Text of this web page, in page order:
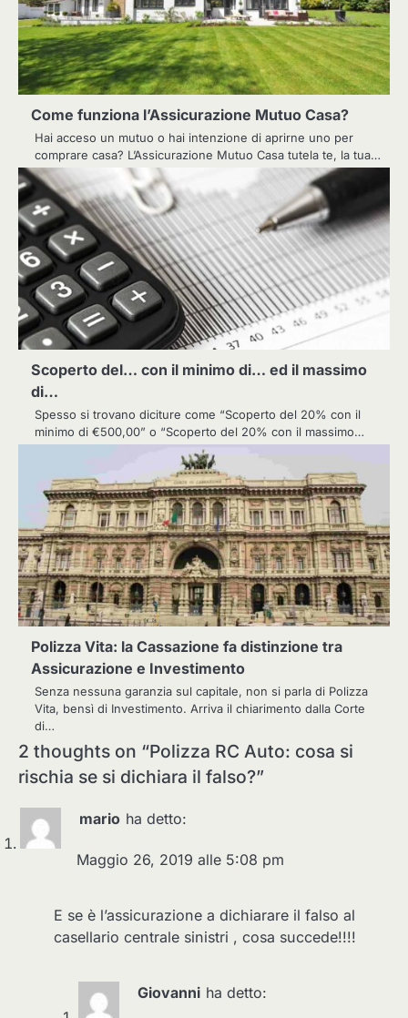
Come funziona l’Assicurazione Mutuo Casa?
Hai acceso un mutuo o hai intenzione di aprirne uno per
comprare casa? L’Assicurazione Mutuo Casa tutela te, la tua…
Scoperto del… con il minimo di… ed il massimo
di…
Spesso si trovano diciture come “Scoperto del 20% con il
minimo di €500,00” o “Scoperto del 20% con il massimo…
Polizza Vita: la Cassazione fa distinzione tra
Assicurazione e Investimento
Senza nessuna garanzia sul capitale, non si parla di Polizza
Vita, bensì di Investimento. Arriva il chiarimento dalla Corte
di…
2 thoughts on “Polizza RC Auto: cosa si
rischia se si dichiara il falso?”
mario ha detto:
Maggio 26, 2019 alle 5:08 pm
E se è l’assicurazione a dichiarare il falso al
casellario centrale sinistri , cosa succede!!!!
Giovanni ha detto: